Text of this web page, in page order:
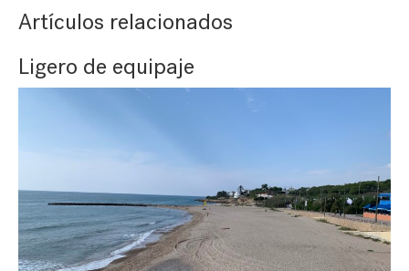
Artículos relacionados
Ligero de equipaje